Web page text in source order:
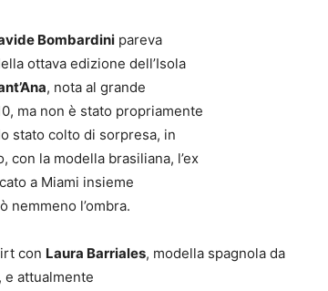
Bombardini pareva
ottava edizione dell’Isola
, nota al grande
ma non è stato propriamente
stato colto di sorpresa, in
la modella brasiliana, l’ex
a Miami insieme
nemmeno l’ombra.
con Laura Barriales, modella spagnola da
e attualmente